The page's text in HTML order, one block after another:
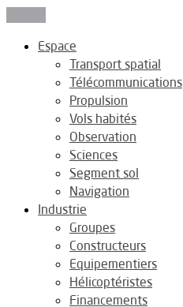
Espace
Transport spatial
Télécommunications
Propulsion
Vols habités
Observation
Sciences
Segment sol
Navigation
Industrie
Groupes
Constructeurs
Equipementiers
Hélicoptéristes
Financements